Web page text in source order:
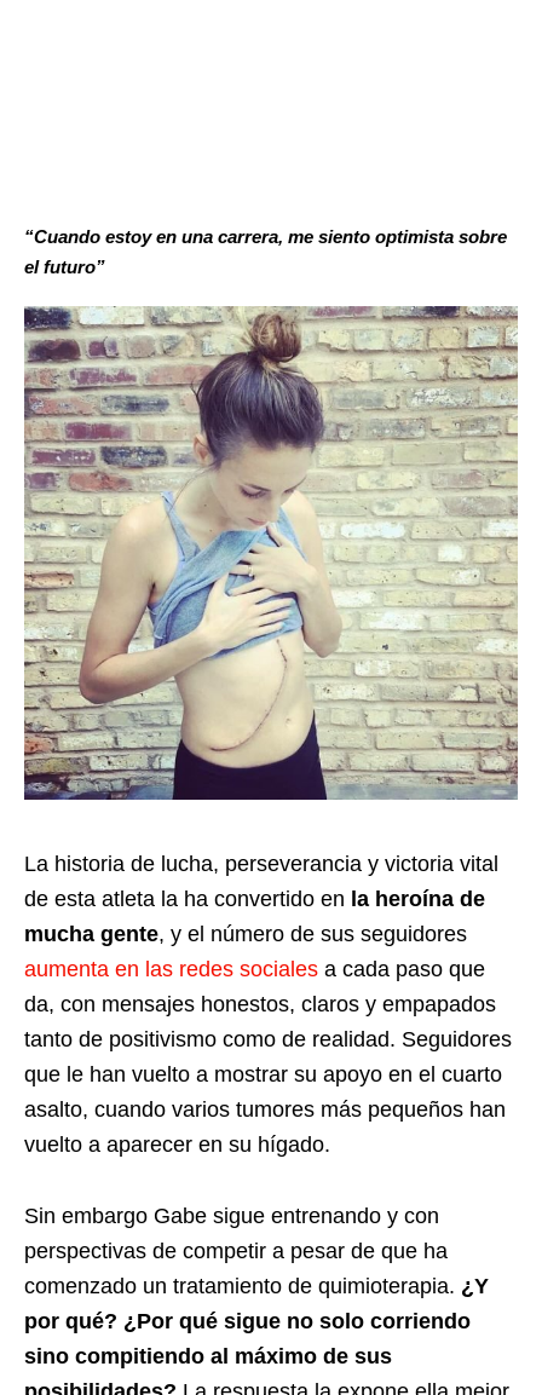
“Cuando estoy en una carrera, me siento optimista sobre
el futuro”
La historia de lucha, perseverancia y victoria vital
de esta atleta la ha convertido en la heroína de
mucha gente, y el número de sus seguidores
aumenta en las redes sociales a cada paso que
da, con mensajes honestos, claros y empapados
tanto de positivismo como de realidad. Seguidores
que le han vuelto a mostrar su apoyo en el cuarto
asalto, cuando varios tumores más pequeños han
vuelto a aparecer en su hígado.
Sin embargo Gabe sigue entrenando y con
perspectivas de competir a pesar de que ha
comenzado un tratamiento de quimioterapia. ¿Y
por qué? ¿Por qué sigue no solo corriendo
sino compitiendo al máximo de sus